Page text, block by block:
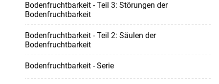
Bodenfruchtbarkeit - Teil 3: Störungen der
Bodenfruchtbarkeit
Bodenfruchtbarkeit - Teil 2: Säulen der
Bodenfruchtbarkeit
Bodenfruchtbarkeit - Serie